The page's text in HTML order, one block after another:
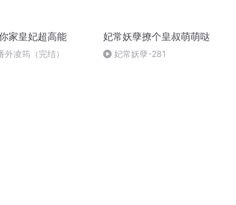
家皇妃超高能
外凌筠（完结）
妃常妖孽撩个皇叔萌萌哒
妃常妖孽-281